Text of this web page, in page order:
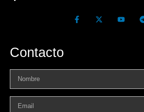
Contacto